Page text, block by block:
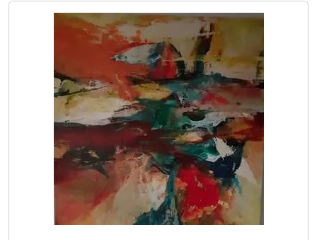
Fabio
Marco
Creatini
Angelica
Dainese